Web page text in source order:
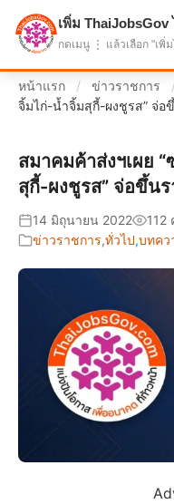
แบ่งปันโอกาส เพื่ออน
หน้าแรก / ข่าวราชการ
จิ้มไก่-น้ำจิ้มสุกี้-ผงชูรส” จ่อ
สมาคมค้าส่งฯเผย
สุกี้-ผงชูรส” จ่อขึ้น
14 มิถุนายน 2022
112
ข่าวราชการ,ทั่วไป,บทคว
เพิ่ม ThaiJobsGov
กดเมนู ⋮ แล้วเลือก "เพิ่